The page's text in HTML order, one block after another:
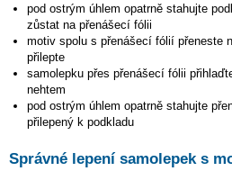
pod ostrým úhlem opatrně stahujte
zůstat na přenášecí fólii
motiv spolu s přenášecí fólií přeneste
přilepte
samolepku přes přenášecí fólii
nehtem
pod ostrým úhlem opatrně stahujte
přilepený k podkladu
Správné lepení samolepek s